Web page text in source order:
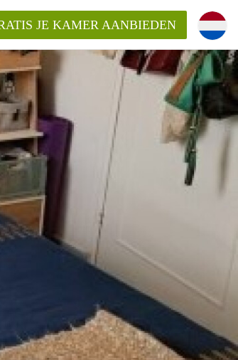
huur in
als student?
JE KAMER AANBIEDEN